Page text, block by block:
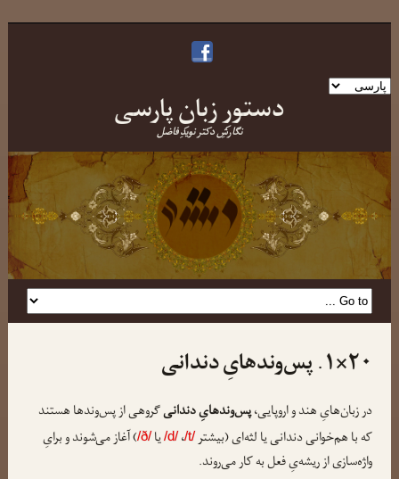
یک
دستورِ زبانِ پارسی
نگارشِ دکتر نویدِ فاضل
۲۰×۱. پس‌وندهایِ دندانی
در زبان‌هایِ هند و اروپایی،پس‌وندهایِ دندانیگروهی از پس‌وندها هستند
که با هم‌خوانی دندانی یا لثه‌ای (بیشتر/t/،/d/یا/ð/) آغاز می‌شوند و برایِ
واژه‌سازی از ریشه‌یِ فعل به کار می‌روند.